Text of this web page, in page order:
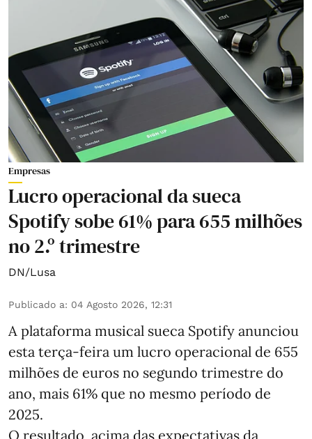
Empresas
Lucro operacional da sueca
Spotify sobe 61% para 655 milhões
no 2.º trimestre
DN/Lusa
Publicado a: 04 Agosto 2026, 12:31
A plataforma musical sueca Spotify anunciou
esta terça-feira um lucro operacional de 655
milhões de euros no segundo trimestre do
ano, mais 61% que no mesmo período de
2025.
O resultado, acima das expectativas da